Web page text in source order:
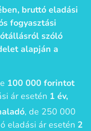
bruttó eladási
fogyasztási
szóló
alapján a
100 000 forintot
ár esetén 1 év,
, de 250 000
eladási ár esetén 2